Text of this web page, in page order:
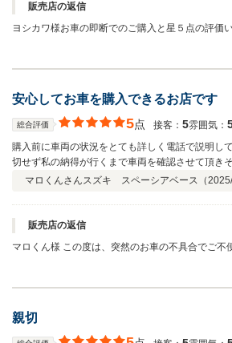
販売店の返信
ヨシカワ様お車の即断でのご購入と星５点の評価
安心してお車を購入できるお店です
総合評価 5点 接客： 5雰囲気：
購入前に車両の状況をとても詳しく電話で説明し
切せず私の納得が行くまで車両を確認させて頂き
す。 今後も末長くお付き合いして行きたいと思
マロくんさんスズキ スペーシアベース（
販売店の返信
マロくん様 この度は、突然のお車の不具合でご不便おかけし申し訳ございませんでした。 私どもは
親切